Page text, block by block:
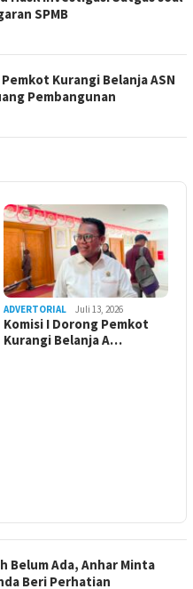
SPMB
Kurangi Belanja ASN
Pembangunan
ADVERTORIAL Juli 13, 2026
Komisi I Dorong Pemkot
Kurangi Belanja A…
Belum Ada, Anhar Minta
Beri Perhatian